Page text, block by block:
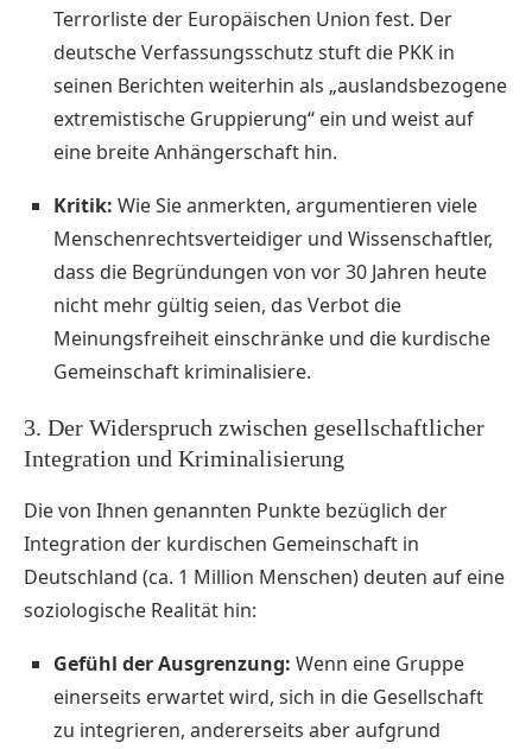
Terrorliste der Europäischen Union fest. Der
deutsche Verfassungsschutz stuft die PKK in
seinen Berichten weiterhin als „auslandsbezogene
extremistische Gruppierung“ ein und weist auf
eine breite Anhängerschaft hin.
Kritik: Wie Sie anmerkten, argumentieren viele
Menschenrechtsverteidiger und Wissenschaftler,
dass die Begründungen von vor 30 Jahren heute
nicht mehr gültig seien, das Verbot die
Meinungsfreiheit einschränke und die kurdische
Gemeinschaft kriminalisiere.
3. Der Widerspruch zwischen gesellschaftlicher
Integration und Kriminalisierung
Die von Ihnen genannten Punkte bezüglich der
Integration der kurdischen Gemeinschaft in
Deutschland (ca. 1 Million Menschen) deuten auf eine
soziologische Realität hin:
Gefühl der Ausgrenzung: Wenn eine Gruppe
einerseits erwartet wird, sich in die Gesellschaft
zu integrieren, andererseits aber aufgrund